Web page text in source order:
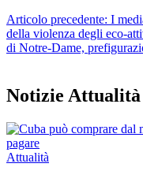
Articolo precedente: I
della violenza degli eco-
di Notre-Dame,
Notizie Attualità
Attualità